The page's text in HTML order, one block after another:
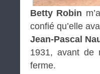
Betty Robin
confié qu’elle
Jean-Pascal
1931, avant de
ferme.